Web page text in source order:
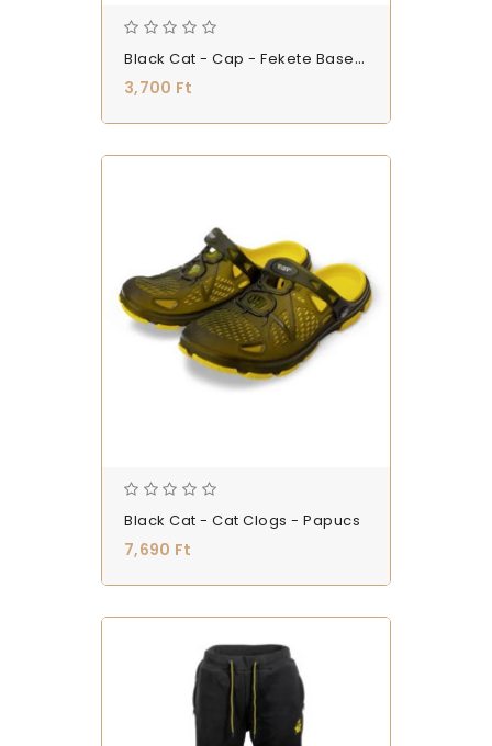
Black Cat - Cap - Fekete Baseball Sapka - (9788203)
3,700 Ft
Black Cat - Cat Clogs - Papucs
7,690 Ft